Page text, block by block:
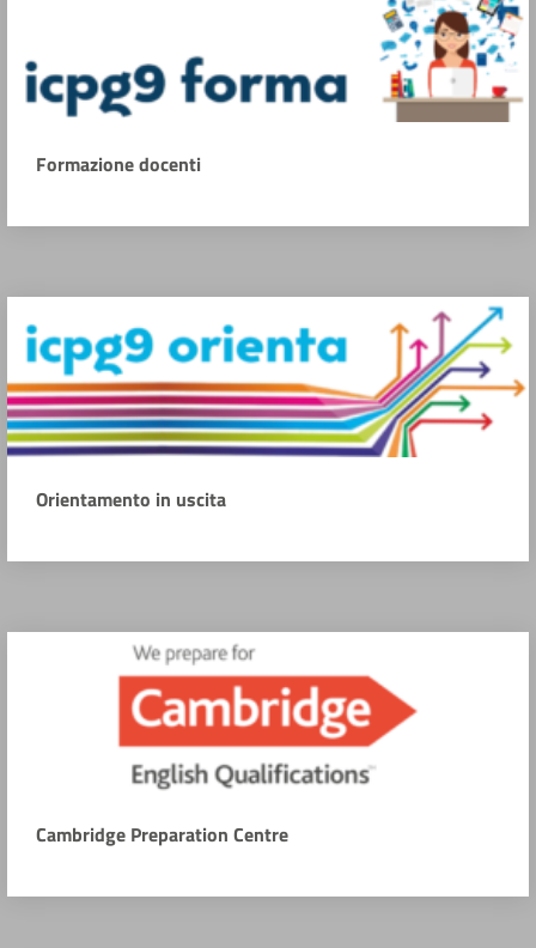
Formazione docenti
Orientamento in uscita
Cambridge Preparation Centre